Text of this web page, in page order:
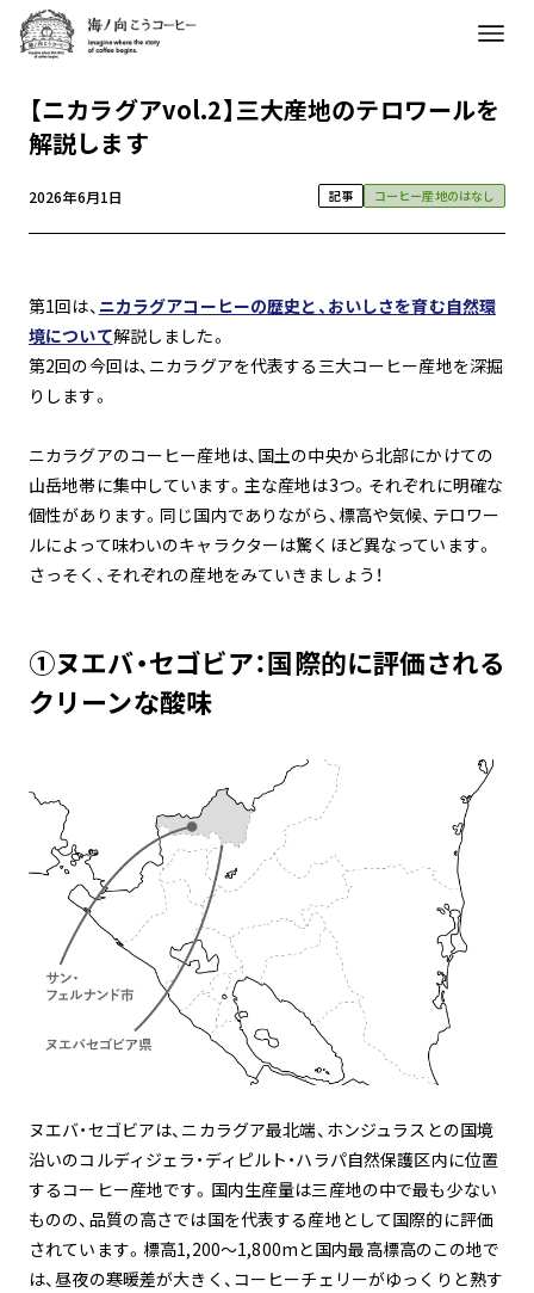
【ニカラグアvol.2】三大産地のテロワールを
解説します
2026年6月1日 記事 コーヒー産地のはなし
第1回は、 ニカラグアコーヒーの歴史と、おいしさを育む自然環
境について解説しました。
第2回の今回は、ニカラグアを代表する三大コーヒー産地を深掘
りします。
ニカラグアのコーヒー産地は、国土の中央から北部にかけての
山岳地帯に集中しています。主な産地は3つ。それぞれに明確な
個性があります。同じ国内でありながら、標高や気候、テロワー
ルによって味わいのキャラクターは驚くほど異なっています。
さっそく、それぞれの産地をみていきましょう！
①ヌエバ・セゴビア：国際的に評価される
クリーンな酸味
ヌエバ・セゴビアは、ニカラグア最北端、ホンジュラスとの国境
沿いのコルディジェラ・ディピルト・ハラパ自然保護区内に位置
するコーヒー産地です。国内生産量は三産地の中で最も少ない
ものの、品質の高さでは国を代表する産地として国際的に評価
されています。標高1,200〜1,800mと国内最高標高のこの地で
は、昼夜の寒暖差が大きく、コーヒーチェリーがゆっくりと熟す